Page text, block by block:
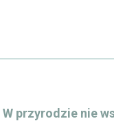
W przyrodzie nie